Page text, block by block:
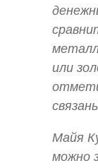
или
Майя
можно